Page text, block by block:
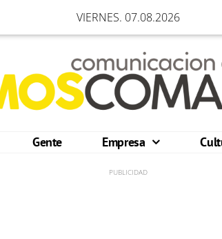
VIERNES. 07.08.2026
Gente Empresa